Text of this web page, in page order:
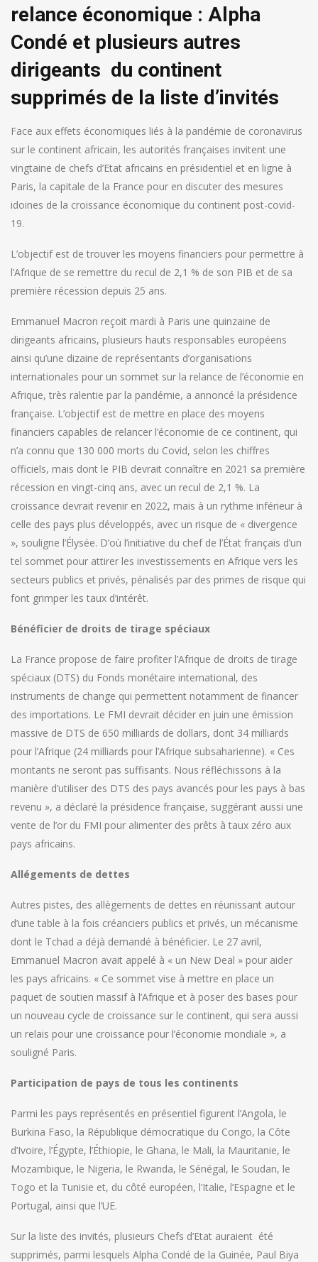
relance économique : Alpha
Condé et plusieurs autres
dirigeants du continent
supprimés de la liste d’invités
Face aux effets économiques liés à la pandémie de coronavirus
sur le continent africain, les autorités françaises invitent une
vingtaine de chefs d’Etat africains en présidentiel et en ligne à
Paris, la capitale de la France pour en discuter des mesures
idoines de la croissance économique du continent post-covid-
19.
L’objectif est de trouver les moyens financiers pour permettre à
l’Afrique de se remettre du recul de 2,1 % de son PIB et de sa
première récession depuis 25 ans.
Emmanuel Macron reçoit mardi à Paris une quinzaine de
dirigeants africains, plusieurs hauts responsables européens
ainsi qu’une dizaine de représentants d’organisations
internationales pour un sommet sur la relance de l’économie en
Afrique, très ralentie par la pandémie, a annoncé la présidence
française. L’objectif est de mettre en place des moyens
financiers capables de relancer l’économie de ce continent, qui
n’a connu que 130 000 morts du Covid, selon les chiffres
officiels, mais dont le PIB devrait connaître en 2021 sa première
récession en vingt-cinq ans, avec un recul de 2,1 %. La
croissance devrait revenir en 2022, mais à un rythme inférieur à
celle des pays plus développés, avec un risque de « divergence
», souligne l’Élysée. D’où l’initiative du chef de l’État français d’un
tel sommet pour attirer les investissements en Afrique vers les
secteurs publics et privés, pénalisés par des primes de risque qui
font grimper les taux d’intérêt.
Bénéficier de droits de tirage spéciaux
La France propose de faire profiter l’Afrique de droits de tirage
spéciaux (DTS) du Fonds monétaire international, des
instruments de change qui permettent notamment de financer
des importations. Le FMI devrait décider en juin une émission
massive de DTS de 650 milliards de dollars, dont 34 milliards
pour l’Afrique (24 milliards pour l’Afrique subsaharienne). « Ces
montants ne seront pas suffisants. Nous réfléchissons à la
manière d’utiliser des DTS des pays avancés pour les pays à bas
revenu », a déclaré la présidence française, suggérant aussi une
vente de l’or du FMI pour alimenter des prêts à taux zéro aux
pays africains.
Allégements de dettes
Autres pistes, des allègements de dettes en réunissant autour
d’une table à la fois créanciers publics et privés, un mécanisme
dont le Tchad a déjà demandé à bénéficier. Le 27 avril,
Emmanuel Macron avait appelé à « un New Deal » pour aider
les pays africains. « Ce sommet vise à mettre en place un
paquet de soutien massif à l’Afrique et à poser des bases pour
un nouveau cycle de croissance sur le continent, qui sera aussi
un relais pour une croissance pour l’économie mondiale », a
souligné Paris.
Participation de pays de tous les continents
Parmi les pays représentés en présentiel figurent l’Angola, le
Burkina Faso, la République démocratique du Congo, la Côte
d’Ivoire, l’Égypte, l’Éthiopie, le Ghana, le Mali, la Mauritanie, le
Mozambique, le Nigeria, le Rwanda, le Sénégal, le Soudan, le
Togo et la Tunisie et, du côté européen, l’Italie, l’Espagne et le
Portugal, ainsi que l’UE.
Sur la liste des invités, plusieurs Chefs d’Etat auraient été
supprimés, parmi lesquels Alpha Condé de la Guinée, Paul Biya